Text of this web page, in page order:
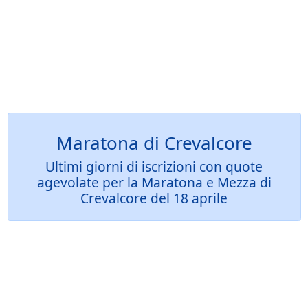
Maratona di Crevalcore
Ultimi giorni di iscrizioni con quote
agevolate per la Maratona e Mezza di
Crevalcore del 18 aprile